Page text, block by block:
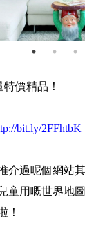
特價精品！
bit.ly/2FFhtbK
介過呢個網站
童用嘅世界地
！